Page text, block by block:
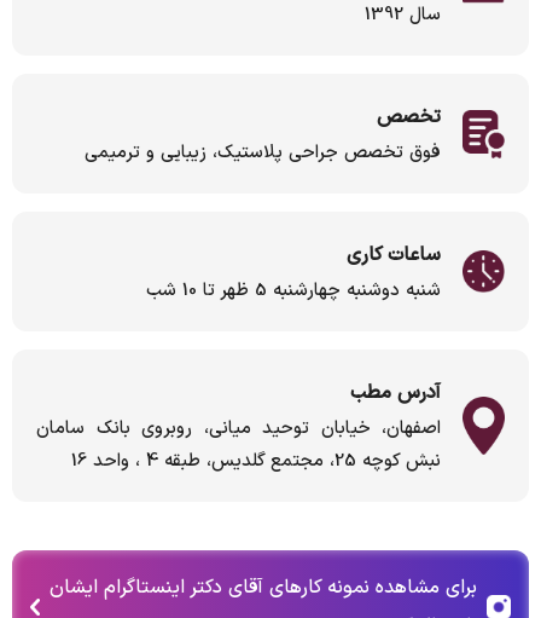
سال 1392
تخصص
فوق تخصص جراحی پلاستیک، زیبایی و ترمیمی
ساعات کاری
شنبه دوشنبه چهارشنبه 5 ظهر تا 10 شب
آدرس مطب
اصفهان، خیابان توحید میانی، روبروی بانک سامان
نبش کوچه 25، مجتمع گلدیس، طبقه 4 ، واحد 16
برای مشاهده نمونه کارهای آقای دکتر اینستاگرام ایشان